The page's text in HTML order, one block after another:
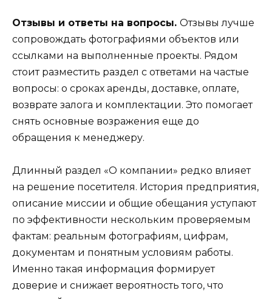
Отзывы и ответы на вопросы. Отзывы лучше
сопровождать фотографиями объектов или
ссылками на выполненные проекты. Рядом
стоит разместить раздел с ответами на частые
вопросы: о сроках аренды, доставке, оплате,
возврате залога и комплектации. Это помогает
снять основные возражения еще до
обращения к менеджеру.
Длинный раздел «О компании» редко влияет
на решение посетителя. История предприятия,
описание миссии и общие обещания уступают
по эффективности нескольким проверяемым
фактам: реальным фотографиям, цифрам,
документам и понятным условиям работы.
Именно такая информация формирует
доверие и снижает вероятность того, что